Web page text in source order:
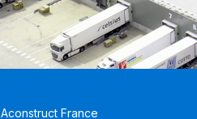
Aconstruct France